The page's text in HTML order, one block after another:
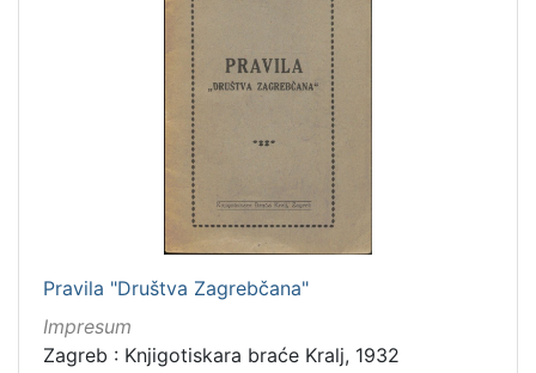
Pravila "Društva Zagrebčana"
Impresum
Zagreb : Knjigotiskara braće Kralj, 1932